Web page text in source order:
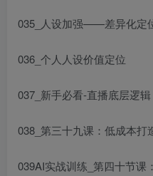
035_人设加强——差异化定
036_个人人设价值定位
037_新手必看-直播底层逻辑
038_第三十九课：低成本打
039AI实战训练 _第四十节